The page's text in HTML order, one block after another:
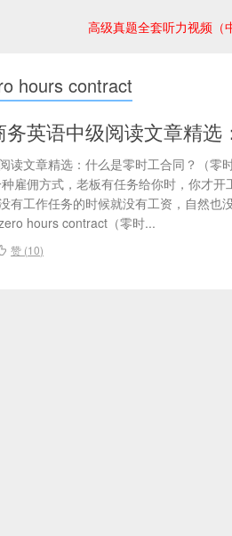
高级真题全套听力视频（
hours contract
务英语中级阅读文章精选
读文章精选：什么是零时工合同？（零
雇佣方式，老板有任务给你时，你才
有工作任务的时候就没有工资，自然也
hours contract（零时...
赞 (10)